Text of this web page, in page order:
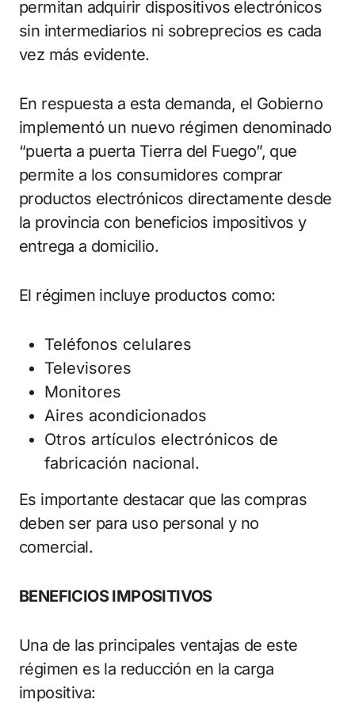
permitan adquirir dispositivos electrónicos
sin intermediarios ni sobreprecios es cada
vez más evidente.
En respuesta a esta demanda, el Gobierno
implementó un nuevo régimen denominado
“puerta a puerta Tierra del Fuego”, que
permite a los consumidores comprar
productos electrónicos directamente desde
la provincia con beneficios impositivos y
entrega a domicilio.
El régimen incluye productos como:
Teléfonos celulares
Televisores
Monitores
Aires acondicionados
Otros artículos electrónicos de
fabricación nacional.
Es importante destacar que las compras
deben ser para uso personal y no
comercial.
BENEFICIOS IMPOSITIVOS
Una de las principales ventajas de este
régimen es la reducción en la carga
impositiva: